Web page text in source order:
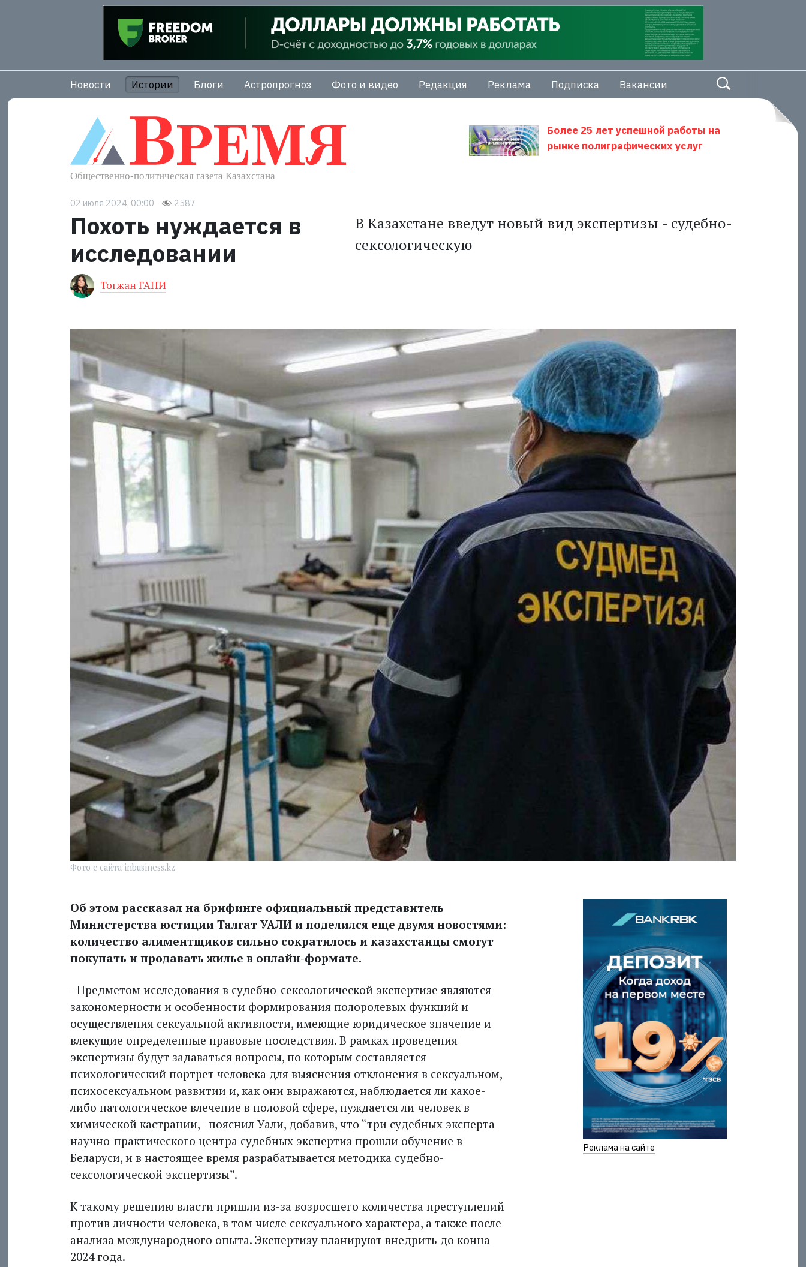
Новости Истории Блоги Астропрогноз Фото и видео Редакция Реклама Подписка Вакансии
Более 25 лет успешной работы на
рынке полиграфических услуг
02 июля 2024, 00:00 2587
Похоть нуждается в
исследовании
Тогжан ГАНИ
В Казахстане введут новый вид экспертизы - судебно-
сексологическую
Фото с сайта inbusiness.kz
Об этом рассказал на брифинге официальный представитель
Министерства юстиции Талгат УАЛИ и поделился еще двумя новостями:
количество алиментщиков сильно сократилось и казахстанцы смогут
покупать и продавать жилье в онлайн-формате.
- Предметом исследования в судебно-сексологичес­кой экспертизе являются
закономерности и особенности формирования полоролевых функций и
осуществления сексуальной активности, имеющие юридическое значение и
влекущие определенные правовые последствия. В рамках проведения
экспертизы будут задаваться вопросы, по которым составляется
психологический портрет человека для выяснения отклонения в сексуальном,
психосексуальном развитии и, как они выражаются, наблюдается ли какое-
либо патологическое влечение в половой сфере, нуждается ли человек в
химичес­кой кастрации, - пояснил Уали, добавив, что “три судебных эксперта
научно-практического центра судебных экспертиз прошли обучение в
Беларуси, и в настоящее время разрабатывается методика судебно-
сексологической экспертизы”.
К такому решению власти пришли из-за возросшего количества преступлений
против личности человека, в том чис­ле сексуального характера, а также после
анализа международного опыта. Экспертизу планируют внедрить до конца
2024 года.
Реклама на сайте